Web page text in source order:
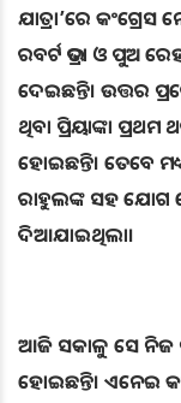
ଯାତ୍ରା’ରେ କଂଗ୍ରେସ
ରବର୍ଟ ଭଦ୍ରା ଓ ପୁଅ
ଦେଇଛନ୍ତି। ଉତ୍ତର
ଥିବା ପ୍ରିୟାଙ୍କା ପ୍ରଥମ
ହୋଇଛନ୍ତି। ତେବେ
ରାହୁଲଙ୍କ ସହ ଯୋଗ
ଦିଆଯାଇଥିଲା।
ଆଜି ସକାଳୁ ସେ ନିଜ
ହୋଇଛନ୍ତି। ଏନେଇ